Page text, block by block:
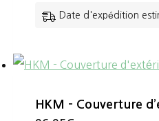
Date d'expédition
HKM – Couverture